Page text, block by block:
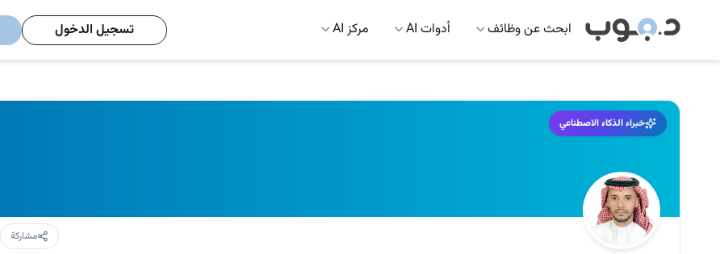
ابحث عن وظائف أدوات AI مركز AI تسجيل الدخول
خبراء الذكاء الاصطناعي
مشاركة